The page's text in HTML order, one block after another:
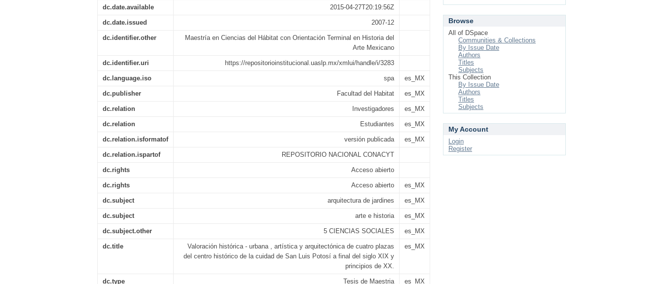
dc.date.available 2015-04-27T20:19:56Z
dc.date.issued 2007-12
dc.identifier.other
Maestría en Ciencias del Hábitat con Orientación Terminal en Historia del
Arte Mexicano
dc.identifier.uri https://repositorioinstitucional.uaslp.mx/xmlui/handle/i/3283
dc.language.iso spa es_MX
dc.publisher Facultad del Habitat es_MX
dc.relation Investigadores es_MX
dc.relation Estudiantes es_MX
dc.relation.isformatof versión publicada es_MX
dc.relation.ispartof REPOSITORIO NACIONAL CONACYT
dc.rights Acceso abierto
dc.rights Acceso abierto es_MX
dc.subject arquitectura de jardines es_MX
dc.subject arte e historia es_MX
dc.subject.other 5 CIENCIAS SOCIALES es_MX
dc.title
Valoración histórica - urbana , artística y arquitectónica de cuatro plazas
del centro histórico de la cuidad de San Luis Potosí a final del siglo XIX y
principios de XX.
es_MX
dc.type Tesis de Maestria es_MX
Browse
All of DSpace
Communities & Collections
By Issue Date
Authors
Titles
Subjects
This Collection
By Issue Date
Authors
Titles
Subjects
My Account
Login
Register